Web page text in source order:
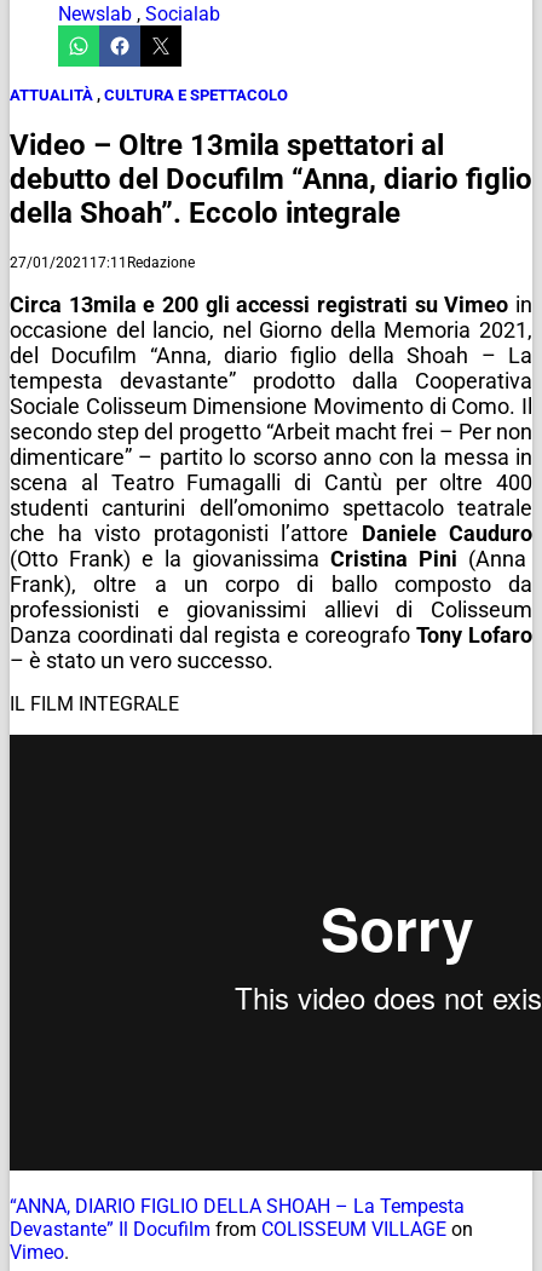
Newslab , Socialab
ATTUALITÀ , CULTURA E SPETTACOLO
Video – Oltre 13mila spettatori al
debutto del Docufilm “Anna, diario figlio
della Shoah”. Eccolo integrale
27/01/2021 17:11 Redazione
Circa 13mila e 200 gli accessi registrati su Vimeo in
occasione del lancio, nel Giorno della Memoria 2021,
del Docufilm “Anna, diario figlio della Shoah – La
tempesta devastante” prodotto dalla Cooperativa
Sociale Colisseum Dimensione Movimento di Como. Il
secondo step del progetto “Arbeit macht frei – Per non
dimenticare” – partito lo scorso anno con la messa in
scena al Teatro Fumagalli di Cantù per oltre 400
studenti canturini dell’omonimo spettacolo teatrale
che ha visto protagonisti l’attore Daniele Cauduro
(Otto Frank) e la giovanissima Cristina Pini (Anna
Frank), oltre a un corpo di ballo composto da
professionisti e giovanissimi allievi di Colisseum
Danza coordinati dal regista e coreografo Tony Lofaro
– è stato un vero successo.
IL FILM INTEGRALE
“ANNA, DIARIO FIGLIO DELLA SHOAH – La Tempesta
Devastante” Il Docufilm from COLISSEUM VILLAGE on
Vimeo.